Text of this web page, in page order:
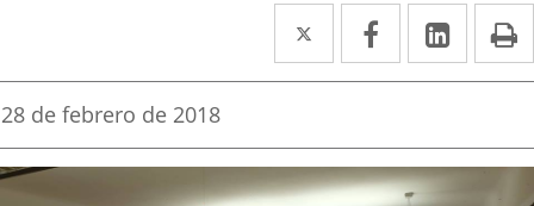
Twitter
Enlace
a
aplicación
externa.
Facebook
Enlace
a
aplicación
externa.
Enlace
a
Fecha
la
noticia
28 de febrero de 2018